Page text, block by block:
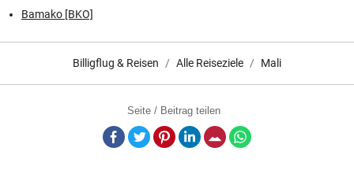
Bamako [BKO]
Billigflug & Reisen Alle Reiseziele Mali
Seite / Beitrag teilen
Facebook
TwitterPinterestLinkedInE-Mail